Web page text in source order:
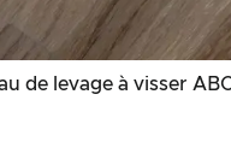
de levage à visser